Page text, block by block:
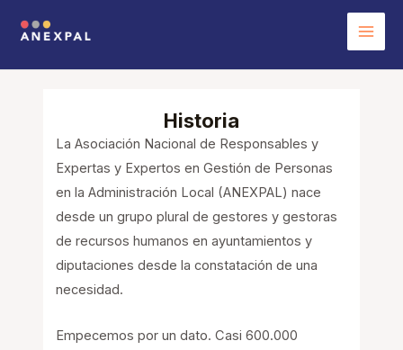
Main
Historia
La Asociación Nacional de Responsables y
Expertas y Expertos en Gestión de Personas
en la Administración Local (ANEXPAL) nace
desde un grupo plural de gestores y gestoras
de recursos humanos en ayuntamientos y
diputaciones desde la constatación de una
necesidad.
Empecemos por un dato. Casi 600.000